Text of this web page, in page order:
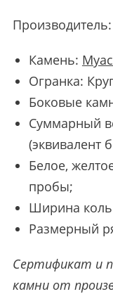
Производитель:
Камень:
Огранка:
Боковые
Суммарный
(эквивалент
Белое,
пробы;
Ширина
Размерный
Сертификат и
камни от